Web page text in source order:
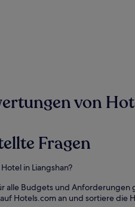
von
Fragen
in Liangshan?
alle Budgets und Anforderungen
Hotels.com an und sortiere die